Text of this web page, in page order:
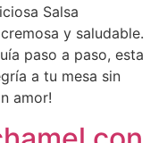
Salsa
y saludable.
paso a paso, esta
a tu mesa sin
amor!